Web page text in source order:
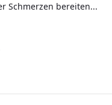
Schmerzen bereiten...